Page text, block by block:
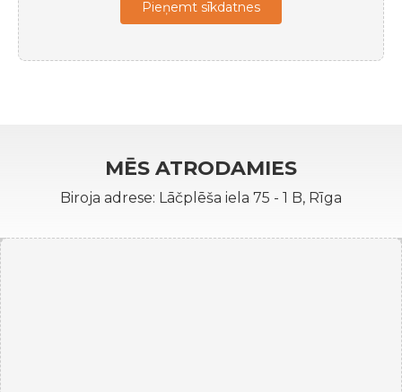
Pieņemt sīkdatnes
MĒS ATRODAMIES
Biroja adrese: Lāčplēša iela 75 - 1 B, Rīga